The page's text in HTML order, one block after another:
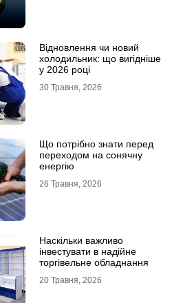
Відновлення чи новий
холодильник: що вигідніше
у 2026 році
30 Травня, 2026
Що потрібно знати перед
переходом на сонячну
енергію
26 Травня, 2026
Наскільки важливо
інвестувати в надійне
торгівельне обладнання
20 Травня, 2026